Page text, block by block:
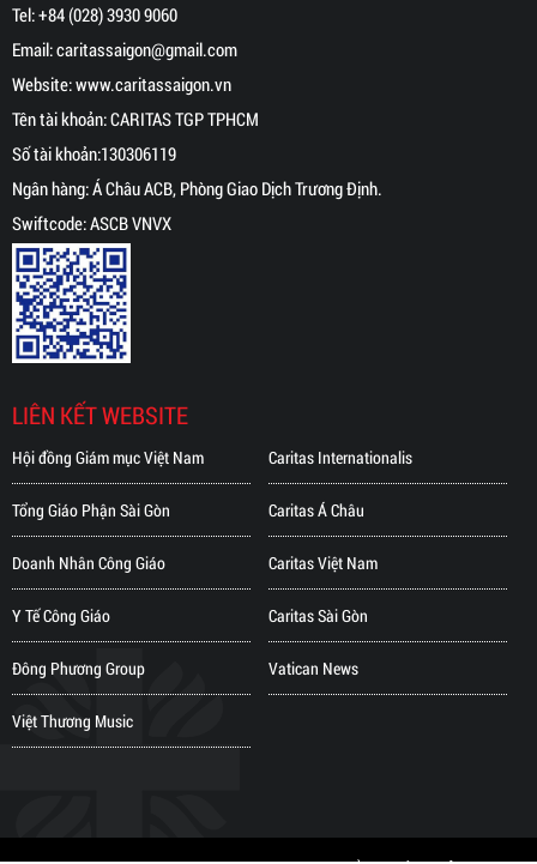
Tel:+84 (028) 3930 9060
Email:caritassaigon@gmail.com
Website:www.caritassaigon.vn
Tên tài khoản: CARITAS TGP TPHCM
Số tài khoản:130306119
Ngân hàng: Á Châu ACB, Phòng Giao Dịch Trương Định.
Swiftcode: ASCB VNVX
LIÊN KẾT WEBSITE
Hội đồng Giám mục Việt Nam
Tổng Giáo Phận Sài Gòn
Doanh Nhân Công Giáo
Y Tế Công Giáo
Đông Phương Group
Việt Thương Music
Caritas Internationalis
Caritas Á Châu
Caritas Việt Nam
Caritas Sài Gòn
Vatican News